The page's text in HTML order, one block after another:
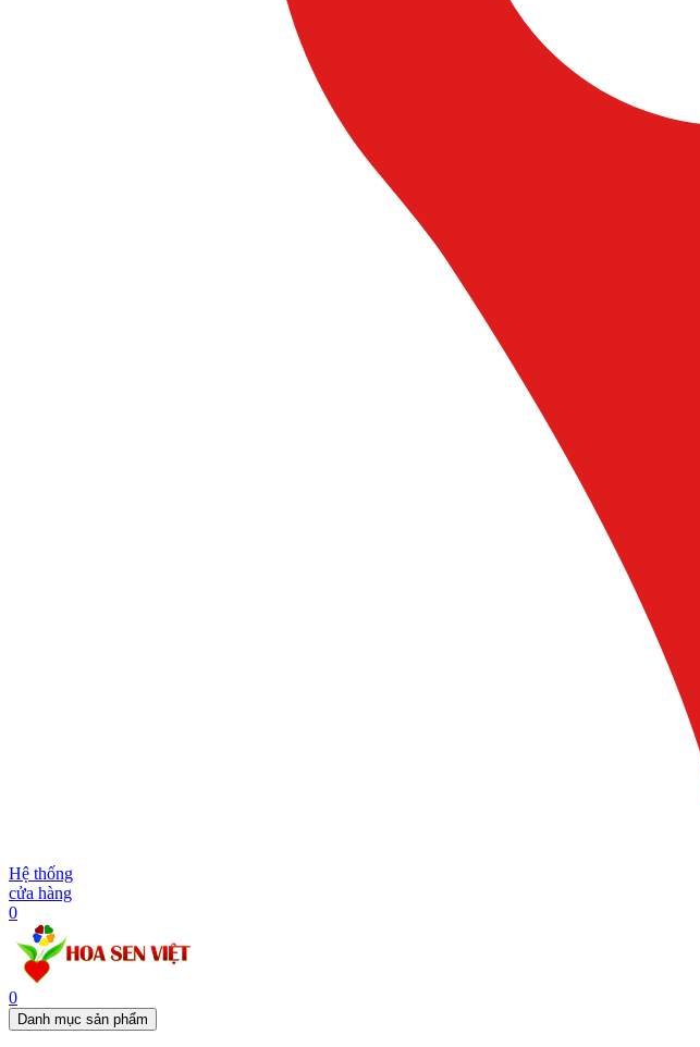
Hệ thống
cửa hàng
0
0
Danh mục sản phẩm